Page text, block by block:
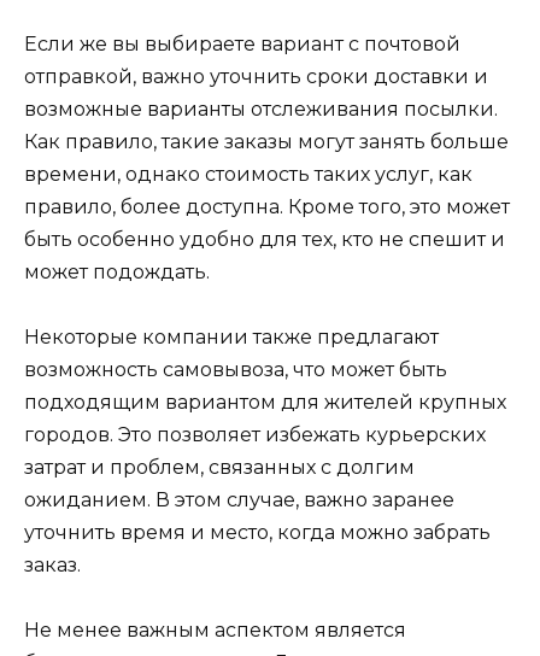
Если же вы выбираете вариант с почтовой
отправкой, важно уточнить сроки доставки и
возможные варианты отслеживания посылки.
Как правило, такие заказы могут занять больше
времени, однако стоимость таких услуг, как
правило, более доступна. Кроме того, это может
быть особенно удобно для тех, кто не спешит и
может подождать.
Некоторые компании также предлагают
возможность самовывоза, что может быть
подходящим вариантом для жителей крупных
городов. Это позволяет избежать курьерских
затрат и проблем, связанных с долгим
ожиданием. В этом случае, важно заранее
уточнить время и место, когда можно забрать
заказ.
Не менее важным аспектом является